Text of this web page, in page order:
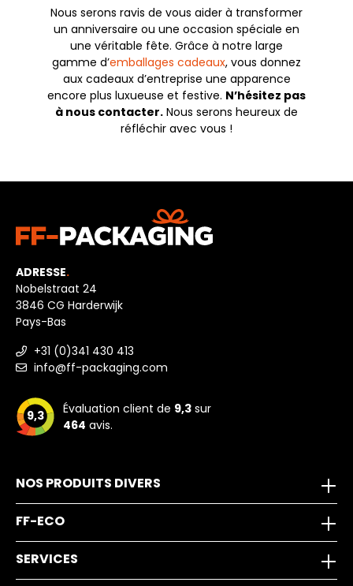
Nous serons ravis de vous aider à transformer
un anniversaire ou une occasion spéciale en
une véritable fête. Grâce à notre large
gamme d’emballages cadeaux, vous donnez
aux cadeaux d’entreprise une apparence
encore plus luxueuse et festive. N’hésitez pas
à nous contacter. Nous serons heureux de
réfléchir avec vous !
ADRESSE.
Nobelstraat 24
3846 CG Harderwijk
Pays-Bas
+31 (0)341 430 413
info@ff-packaging.com
9,3 Évaluation client de 9,3 sur
464 avis.
NOS PRODUITS DIVERS
FF-ECO
SERVICES